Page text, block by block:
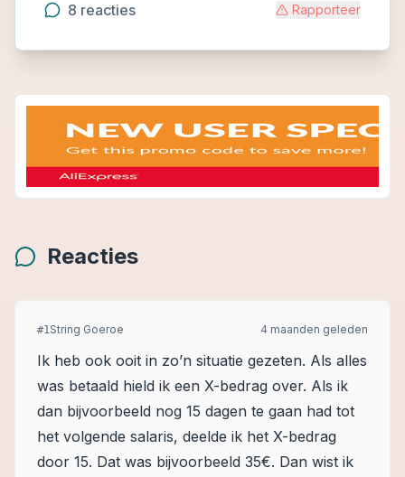
8 reacties Rapporteer
Reacties
#1String Goeroe 4 maanden geleden
Ik heb ook ooit in zo’n situatie gezeten. Als alles
was betaald hield ik een X-bedrag over. Als ik
dan bijvoorbeeld nog 15 dagen te gaan had tot
het volgende salaris, deelde ik het X-bedrag
door 15. Dat was bijvoorbeeld 35€. Dan wist ik